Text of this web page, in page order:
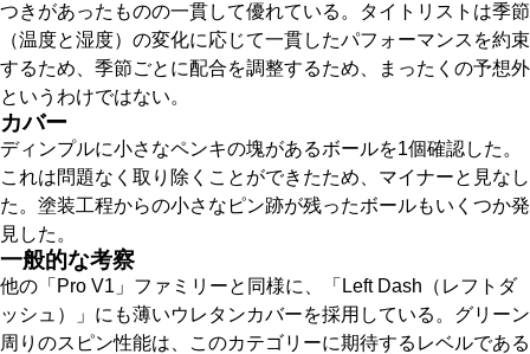
つきがあったものの一貫して優れている。タイトリストは季節
（温度と湿度）の変化に応じて一貫したパフォーマンスを約束
するため、季節ごとに配合を調整するため、まったくの予想外
というわけではない。
カバー
ディンプルに小さなペンキの塊があるボールを1個確認した。
これは問題なく取り除くことができたため、マイナーと見なし
た。塗装工程からの小さなピン跡が残ったボールもいくつか発
見した。
一般的な考察
他の「Pro V1」ファミリーと同様に、「Left Dash（レフトダ
ッシュ）」にも薄いウレタンカバーを採用している。グリーン
周りのスピン性能は、このカテゴリーに期待するレベルである